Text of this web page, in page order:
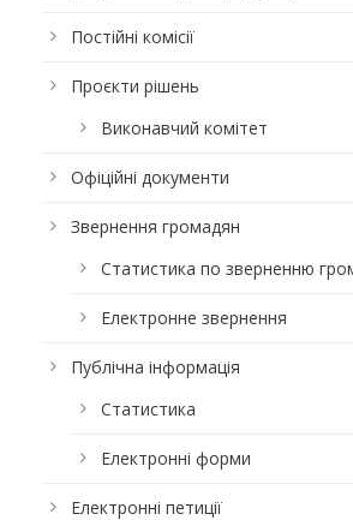
Постійні комісії
Проєкти рішень
Виконавчий комітет
Офіційні документи
Звернення громадян
Статистика по зверненню
Електронне звернення
Публічна інформація
Статистика
Електронні форми
Електронні петиції